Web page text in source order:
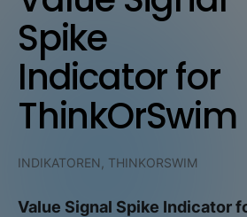
Spike
Indicator for
ThinkOrSwim
INDIKATOREN, THINKORSWIM
Value Signal Spike Indicator